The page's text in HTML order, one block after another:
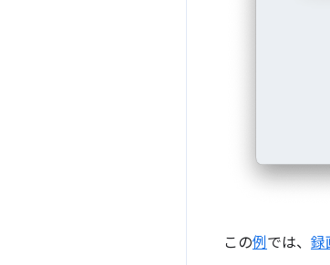
この例では、 録